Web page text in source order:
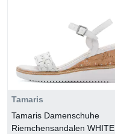
Tamaris
Tamaris Damenschuhe
Riemchensandalen WHITE